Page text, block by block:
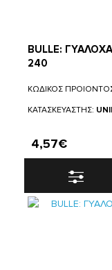
BULLE:
240
ΚΩΔΙΚΟΣ
ΚΑΤΑΣΚΕΥΑΣΤΗΣ:
4,57€